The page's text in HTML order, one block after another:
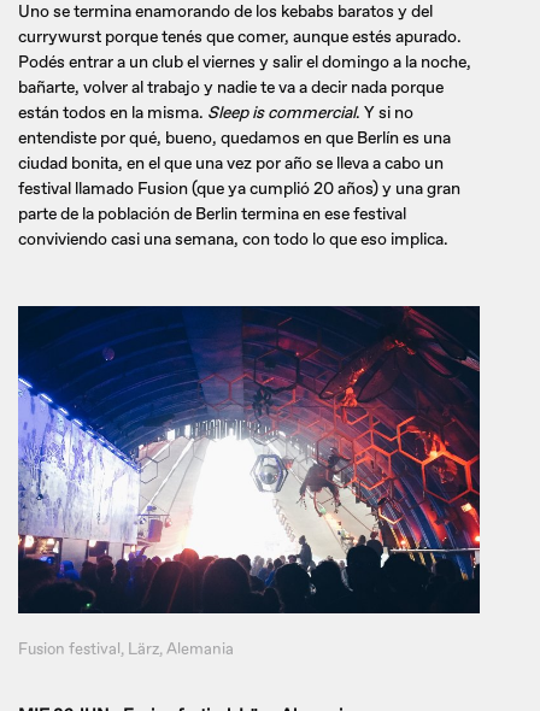
Uno se termina enamorando de los kebabs baratos y del
currywurst porque tenés que comer, aunque estés apurado.
Podés entrar a un club el viernes y salir el domingo a la noche,
bañarte, volver al trabajo y nadie te va a decir nada porque
están todos en la misma. Sleep is commercial. Y si no
entendiste por qué, bueno, quedamos en que Berlín es una
ciudad bonita, en el que una vez por año se lleva a cabo un
festival llamado Fusion (que ya cumplió 20 años) y una gran
parte de la población de Berlin termina en ese festival
conviviendo casi una semana, con todo lo que eso implica.
Fusion festival, Lärz, Alemania